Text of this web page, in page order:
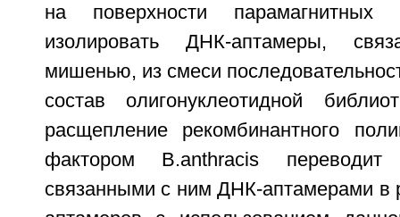
на поверхности парамагнитных
изолировать ДНК-аптамеры,
мишенью, из смеси
состав олигонуклеотидной
расщепление рекомбинантного
фактором B.anthracis
связанными с ним ДНК-аптамерами в